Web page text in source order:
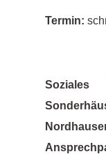
Termin:
Soziales